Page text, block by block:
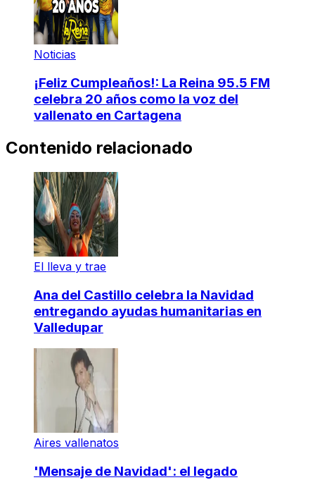
Noticias
¡Feliz Cumpleaños!: La Reina 95.5 FM
celebra 20 años como la voz del
vallenato en Cartagena
Contenido relacionado
El lleva y trae
Ana del Castillo celebra la Navidad
entregando ayudas humanitarias en
Valledupar
Aires vallenatos
'Mensaje de Navidad': el legado